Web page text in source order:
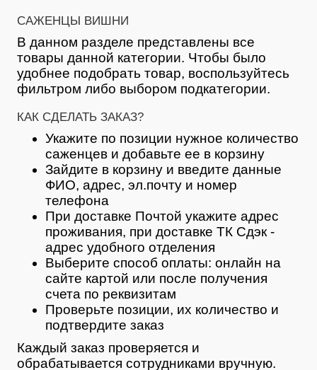
САЖЕНЦЫ ВИШНИ
В данном разделе представлены все
товары данной категории. Чтобы было
удобнее подобрать товар, воспользуйтесь
фильтром либо выбором подкатегории.
КАК СДЕЛАТЬ ЗАКАЗ?
Укажите по позиции нужное количество
саженцев и добавьте ее в корзину
Зайдите в корзину и введите данные
ФИО, адрес, эл.почту и номер
телефона
При доставке Почтой укажите адрес
проживания, при доставке ТК Сдэк -
адрес удобного отделения
Выберите способ оплаты: онлайн на
сайте картой или после получения
счета по реквизитам
Проверьте позиции, их количество и
подтвердите заказ
Каждый заказ проверяется и
обрабатывается сотрудниками вручную.